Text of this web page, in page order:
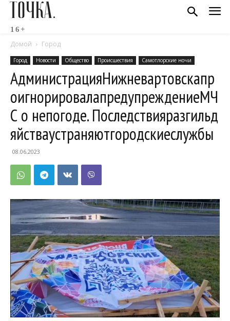
ТОЧКА.
16+
Домой Город
Город Новости Общество Происшествия Самотлорские ночи
АдминистрацияНижневартовскапр
оигнорировалапредупреждениеМЧ
С о непогоде. Последствияразгильд
яйстваустраняютгородскиеслужбы
08.06.2023